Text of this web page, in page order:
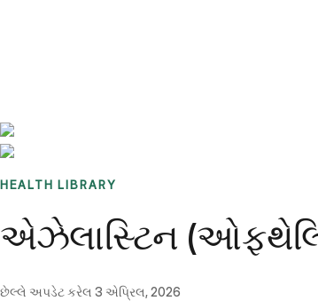
HEALTH LIBRARY
એઝેલાસ્ટિન
છેલ્લે અપડેટ કરેલ 3 એપ્રિલ, 2026